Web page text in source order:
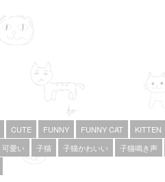
CUTE FUNNY FUNNY CAT KITTEN
可愛い 子猫 子猫かわいい 子猫鳴き声